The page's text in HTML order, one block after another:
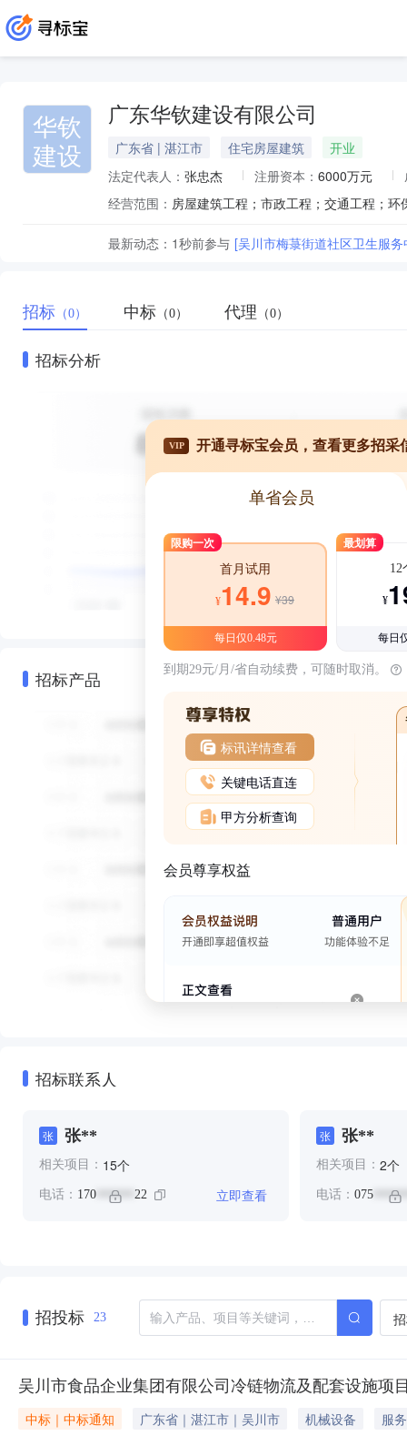
华钦
建设
广东华钦建设有限公司
广东省 | 湛江市 住宅房屋建筑
开业
法定代表人： 张忠杰 注册资本： 6000万元
经营范围：
最新动态： 1秒前参与 [吴川市梅菉街道社区卫生服
招标 （0） 中标 （0） 代理 （0）
招标分析
招标产品
VIP 开通寻标宝会员，查看更多招采
单省会员
限购一次
首月试用
¥14.9 ¥39
每日仅0.48元
最划算
12
¥
每日
到期29元/月/省自动续费，可随时取消。
标讯详情查看
关键电话直连
甲方分析查询
会员尊享权益
招标联系人
张 张**
相关项目： 15个
电话： 170 ****** 22 立即查看
张 张**
相关项目： 2个
电话： 075
招投标 23
吴川市食品企业集团有限公司冷链物流及配套设施项
中标｜中标通知 广东省｜湛江市｜吴川市 机械设备
服务